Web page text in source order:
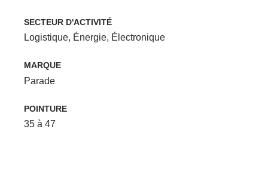
SECTEUR D'ACTIVITÉ
Logistique, Énergie, Électronique
MARQUE
Parade
POINTURE
35 à 47